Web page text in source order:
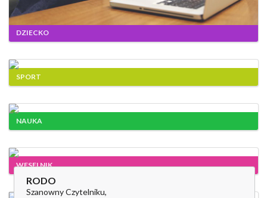
DZIECKO
SPORT
NAUKA
WESELNIK
RODO
Szanowny Czytelniku,